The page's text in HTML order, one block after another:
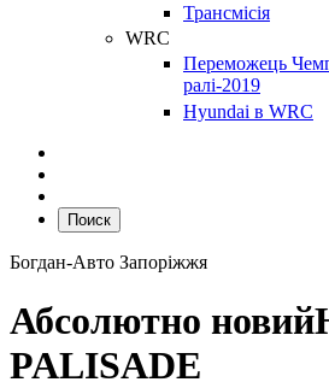
Трансмісія
WRC
Переможець
ралі-2019
Hyundai в WRC
Поиск
Богдан-Авто Запоріжжя
Абсолютно новий
PALISADE